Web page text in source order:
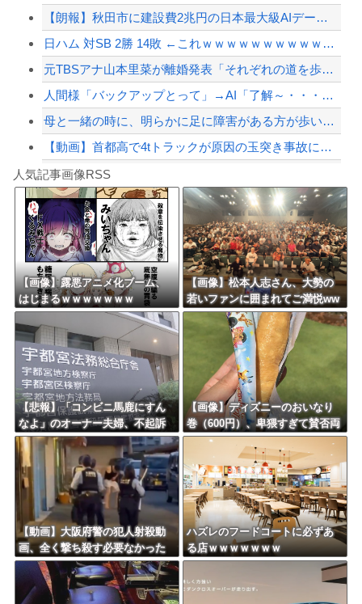
「ジャニーさんとつかこうへい氏は同じ」少年隊・錦織一清が明かすレジェンドの共通点...
【配信者】「金バエ」のSNS更新が1週間途絶え、様々な憶測が飛び交う。1週間ぶり...
【緊急速報】NYで警官が黒人男性の首を絞め、暴動第二波不可避へ
Powered by livedoor 相互RSS
【朗報】秋田市に建設費2兆円の日本最大級AIデータセンター建設へ UAEなどが投...
日ハム 対SB 2勝 14敗 ←これｗｗｗｗｗｗｗｗｗｗｗｗｗｗｗｗｗｗｗｗ
元TBSアナ山本里菜が離婚発表「それぞれの道を歩むこととなりました」
人間様「バックアップとって」→AI「了解～・・・あ、間違えた」→ガチで洒落になら...
母と一緒の時に、明らかに足に障害がある方が歩いていた。母「なんであんな歩き方なの...
【動画】首都高で4tトラックが原因の玉突き事故に巻き込まれた軽バンの車載。
アガサ博士「今日はみんなでうなぎを食べに行くぞい」
8/4のニュース
日本旅行キャンセルすべきか…1万年ぶり史上最大級の火山の兆し＝韓国の反応
更新中止のお知らせ
海外「おめでとうタキ！」リヴァプール南野がバースデーゴール！！
Powered by livedoor 相互RSS
人気記事画像RSS
【画像】露悪アニメ化ブーム、
はじまるｗｗｗｗｗｗｗ
【画像】松本人志さん、大勢の
若いファンに囲まれてご満悦ww
wwwwwwwwwwww
【悲報】「コンビニ馬鹿にすん
なよ」のオーナー夫婦、不起訴
ｗｗｗｗｗｗｗｗ
【画像】ディズニーのおいなり
巻（600円）、卑猥すぎて賛否両
論ｗｗｗｗｗｗｗｗｗ
【動画】大阪府警の犯人射殺動
画、全く撃ち殺す必要なかった
ｗｗｗｗｗｗｗｗｗｗｗ
ハズレのフードコートに必ずあ
る店ｗｗｗｗｗｗｗ